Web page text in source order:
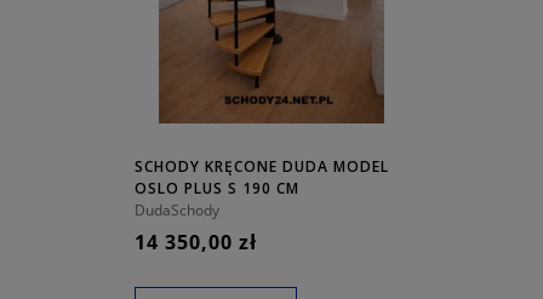
SCHODY KRĘCONE DUDA MODEL
OSLO PLUS S 190 CM
DudaSchody
14 350,00 zł